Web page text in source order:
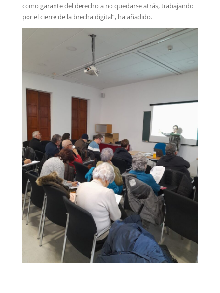
como garante del derecho a no quedarse atrás, trabajando
por el cierre de la brecha digital”, ha añadido.